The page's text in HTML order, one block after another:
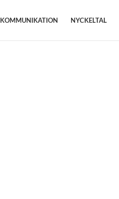
KOMMUNIKATION NYCKELTAL